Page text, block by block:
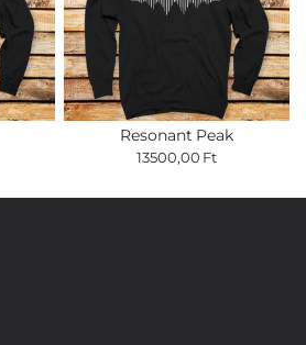
Resonant Peak
13500,00 Ft